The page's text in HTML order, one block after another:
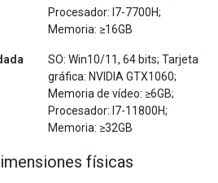
Procesador: I7-7700H;
Memoria: ≥16GB
SO: Win10/11, 64 bits; Tarjeta
gráfica: NVIDIA GTX1060;
Memoria de vídeo: ≥6GB;
Procesador: I7-11800H;
Memoria: ≥32GB
físicas